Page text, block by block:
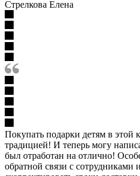
Стрелкова Елена
Покупать подарки детям в этой
традицией! И теперь могу
был отработан на отлично!
обратной связи с сотрудниками